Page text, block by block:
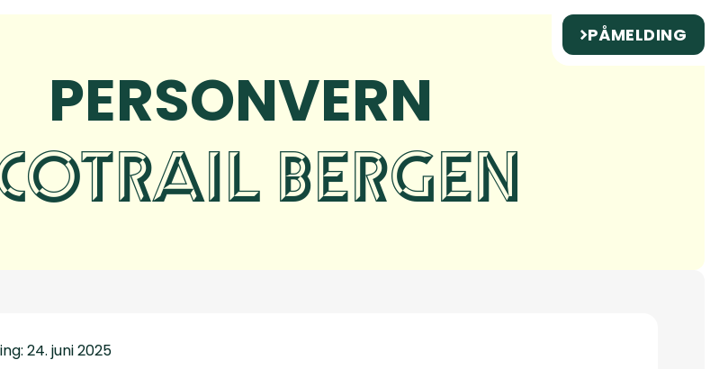
PÅMELDING
PERSONVERN
BERGEN
24. juni 2025